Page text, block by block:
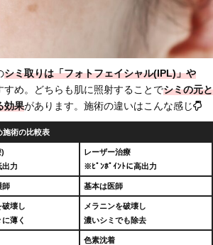
シミ取りは「フォトフェイシャル(IPL)」や
すめ。どちらも肌に照射することでシミの元と
効果があります。施術の違いはこんな感じ
施術の比較表
力
レーザー治療
※ﾋﾟﾝﾎﾟｲﾝﾄに高出力
師 基本は医師
破壊し
薄く
メラニンを破壊し
濃いシミでも除去
色素沈着